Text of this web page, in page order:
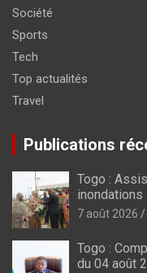
Société
Sports
Tech
Top actualités
Travel
Publications
Togo :
inondations
7 août 2026
Togo :
du 04 août